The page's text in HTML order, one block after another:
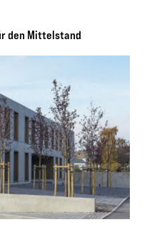
den Mittelstand